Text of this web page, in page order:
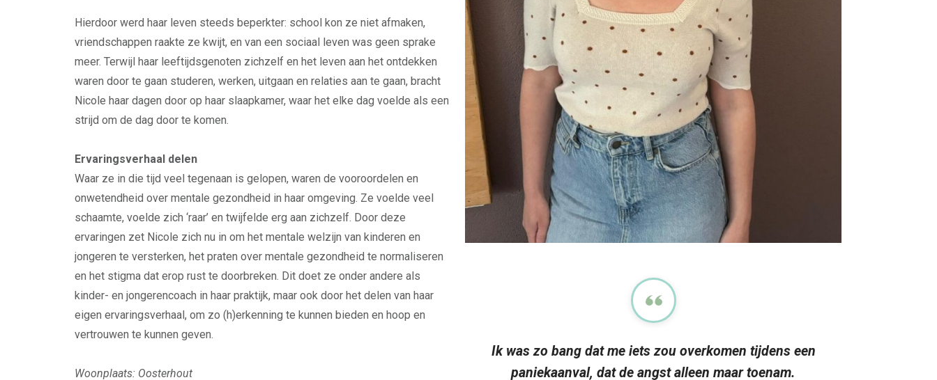
Hierdoor werd haar leven steeds beperkter: school kon ze niet afmaken,
vriendschappen raakte ze kwijt, en van een sociaal leven was geen sprake
meer. Terwijl haar leeftijdsgenoten zichzelf en het leven aan het ontdekken
waren door te gaan studeren, werken, uitgaan en relaties aan te gaan, bracht
Nicole haar dagen door op haar slaapkamer, waar het elke dag voelde als een
strijd om de dag door te komen.
Ervaringsverhaal delen
Waar ze in die tijd veel tegenaan is gelopen, waren de vooroordelen en
onwetendheid over mentale gezondheid in haar omgeving. Ze voelde veel
schaamte, voelde zich ‘raar’ en twijfelde erg aan zichzelf. Door deze
ervaringen zet Nicole zich nu in om het mentale welzijn van kinderen en
jongeren te versterken, het praten over mentale gezondheid te normaliseren
en het stigma dat erop rust te doorbreken. Dit doet ze onder andere als
kinder- en jongerencoach in haar praktijk, maar ook door het delen van haar
eigen ervaringsverhaal, om zo (h)erkenning te kunnen bieden en hoop en
vertrouwen te kunnen geven.
Woonplaats: Oosterhout
Ik was zo bang dat me iets zou overkomen tijdens een
paniekaanval, dat de angst alleen maar toenam.